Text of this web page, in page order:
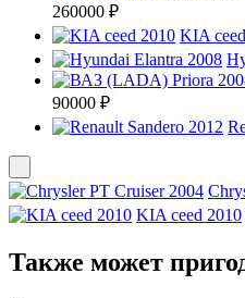
260000 ₽
KIA
90000 ₽
KIA ceed 2010
Также может